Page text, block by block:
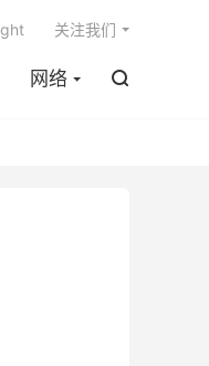
网络 
关注我们